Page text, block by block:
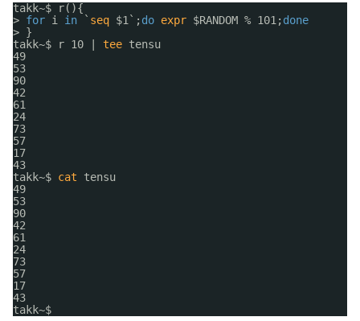
takk~$ r(){
> for i in ` seq $1`;do expr $RANDOM % 101;done
> }
takk~$ r 10 | tee tensu
49
53
90
42
61
24
73
57
17
43
takk~$ cat
tensu
49
53
90
42
61
24
73
57
17
43
takk~$